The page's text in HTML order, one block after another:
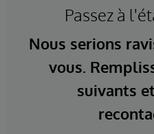
Passez à
Nous serions
vous.
suivants